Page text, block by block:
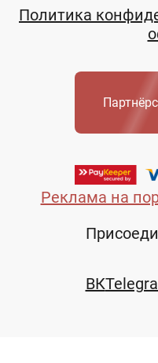
Реклама на
Политика
ВК